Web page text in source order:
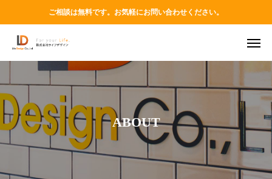
ご相談は無料です。お気軽にお問い合わせください。
ABOUT
LINE Instagram
ABOUT
PRODUCT